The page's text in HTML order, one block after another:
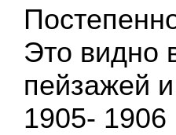
Это видно
пейзажей
1905- 1906